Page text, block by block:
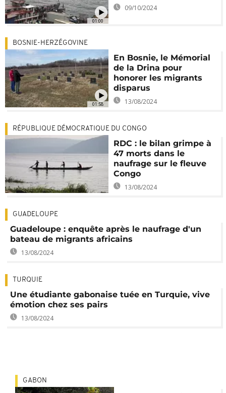
01:00
09/10/2024
01:58
BOSNIE-HERZÉGOVINE
En Bosnie, le Mémorial
de la Drina pour
honorer les migrants
disparus
13/08/2024
RÉPUBLIQUE DÉMOCRATIQUE DU CONGO
RDC : le bilan grimpe à
47 morts dans le
naufrage sur le fleuve
Congo
13/08/2024
GUADELOUPE
Guadeloupe : enquête après le naufrage d'un
bateau de migrants africains
13/08/2024
TURQUIE
Une étudiante gabonaise tuée en Turquie, vive
émotion chez ses pairs
13/08/2024
GABON